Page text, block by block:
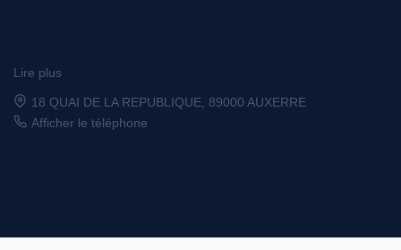
Lire plus
6 place Vauban, 89200 AVALLON
Afficher le téléphone